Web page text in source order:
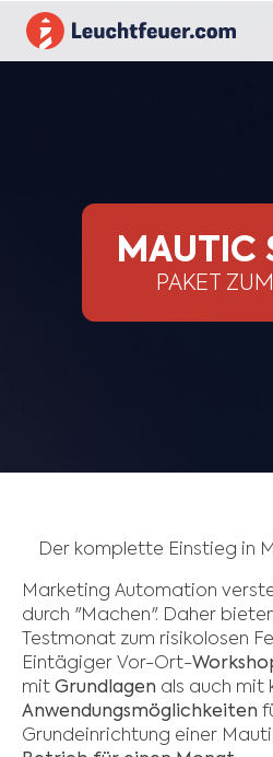
MAUTIC
PAKET
Der komplette Einstieg in
Marketing Automation
durch "Machen". Daher
Testmonat zum risikolosen
Eintägiger Vor-Ort-
mit Grundlagen als auch mit
Anwendungsmöglichkeiten
Grundeinrichtung einer